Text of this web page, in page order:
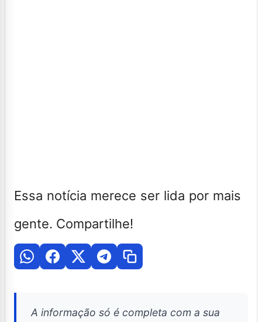
Essa notícia merece ser lida por mais
gente. Compartilhe!
A informação só é completa com a sua